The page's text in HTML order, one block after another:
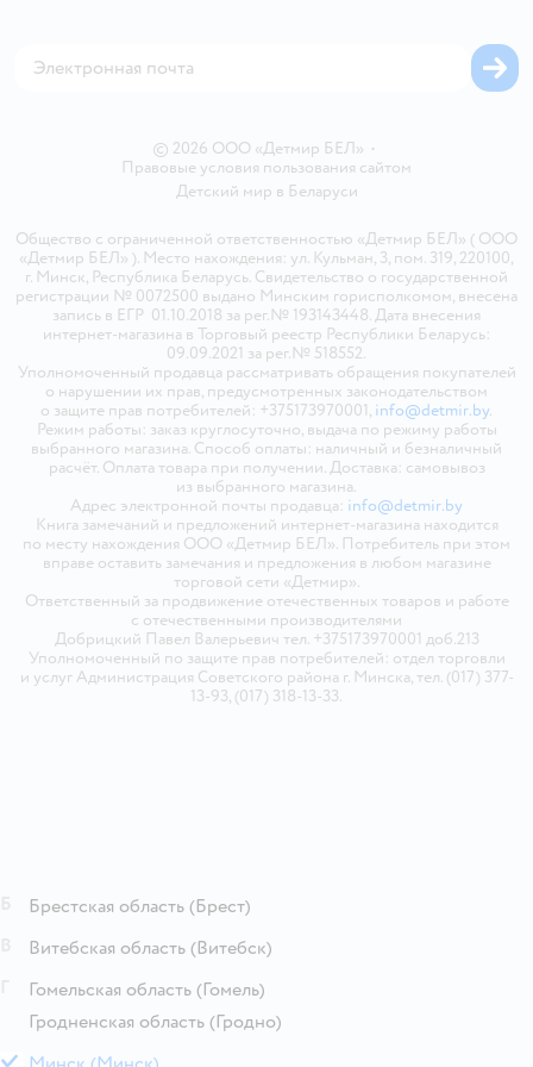
© 2026 ООО «Детмир БЕЛ» •
Правовые условия пользования сайтом
Детский мир в Беларуси
Общество с ограниченной ответственностью «Детмир БЕЛ» ( ООО
«Детмир БЕЛ» ). Место нахождения: ул. Кульман, 3, пом. 319, 220100,
г. Минск, Республика Беларусь. Свидетельство о государственной
регистрации № 0072500 выдано Минским горисполкомом, внесена
запись в ЕГР 01.10.2018 за рег.№ 193143448. Дата внесения
интернет-магазина в Торговый реестр Республики Беларусь:
09.09.2021 за рег.№ 518552.
Уполномоченный продавца рассматривать обращения покупателей
о нарушении их прав, предусмотренных законодательством
о защите прав потребителей: +375173970001, info@detmir.by.
Режим работы: заказ круглосуточно, выдача по режиму работы
выбранного магазина. Способ оплаты: наличный и безналичный
расчёт. Оплата товара при получении. Доставка: самовывоз
из выбранного магазина.
Адрес электронной почты продавца: info@detmir.by
Книга замечаний и предложений интернет-магазина находится
по месту нахождения ООО «Детмир БЕЛ». Потребитель при этом
вправе оставить замечания и предложения в любом магазине
торговой сети «Детмир».
Ответственный за продвижение отечественных товаров и работе
с отечественными производителями
Добрицкий Павел Валерьевич тел. +375173970001 доб.213
Уполномоченный по защите прав потребителей: отдел торговли
и услуг Администрация Советского района г. Минска, тел. (017) 377-
13-93, (017) 318-13-33.
Брестская область (Брест)
Витебская область (Витебск)
Гомельская область (Гомель)
Гродненская область (Гродно)
М